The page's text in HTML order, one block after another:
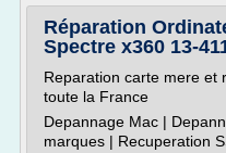
Réparation
Spectre x360 13-
Reparation carte mere et
toute la France
Depannage Mac |
marques | Recuperation